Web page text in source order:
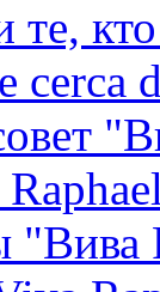
те,
cerca
"Вива